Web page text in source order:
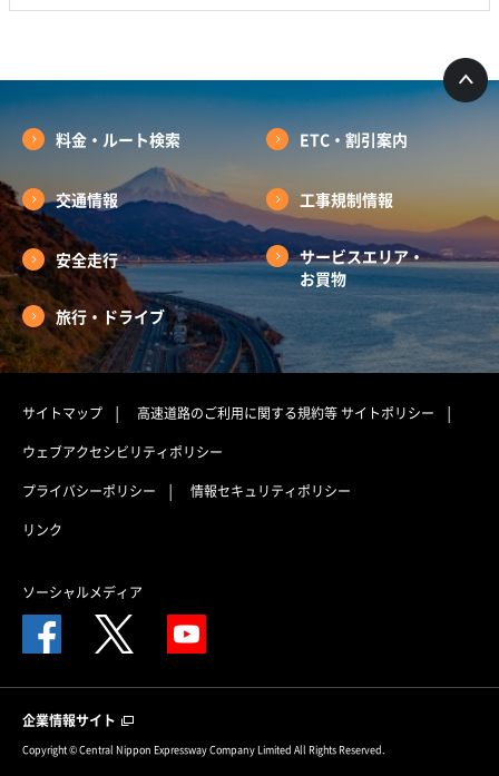
料金・ルート検索 ETC・割引案内
交通情報 工事規制情報
安全走行
サービスエリア・
お買物
旅行・ドライブ
サイトマップ 高速道路のご利用に関する規約等サイトポリシー
ウェブアクセシビリティポリシー
プライバシーポリシー
情報セキュリティポリシー
リンク
ソーシャルメディア
企業情報サイト
Copyright © Central Nippon Expressway Company Limited All Rights Reserved.